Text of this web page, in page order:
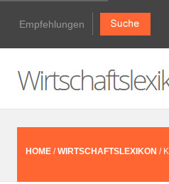
Empfehlungen
HOME /WIRTSCHAFTSLEXIKON /